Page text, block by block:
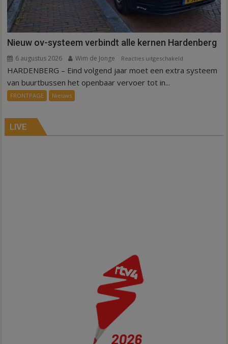
Nieuw ov-systeem verbindt alle kernen Hardenberg
6 augustus 2026 Wim de Jonge Reacties uitgeschakeld
Nieuw
Hardenberg
HARDENBERG – Eind volgend jaar moet een extra systeem
van buurtbussen het openbaar vervoer tot in...
FRONTPAGE Nieuws
LIVE